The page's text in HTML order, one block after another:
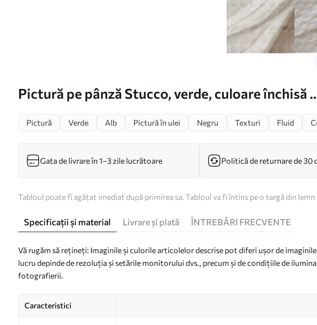
Pictură pe pânză Stucco, verde, culoare închisă
Pictură
Verde Alb Pictură în ulei Negru Texturi Fluid
Gata de livrare în 1–3 zile lucrătoare Politică de returnare de 30
Tabloul poate fi agățat imediat după primirea sa. Tabloul va fi întins pe o targă din lemn
Specificații și material Livrare și plată ÎNTREBĂRI FRECVENTE
Vă rugăm să rețineți: Imaginile și culorile articolelor descrise pot diferi ușor de
lucru depinde de rezoluția și setările monitorului dvs., precum și de condițiile de
fotografierii.
Caracteristici